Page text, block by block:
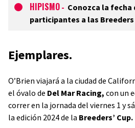
HIPISMO - Conozca la fecha
participantes a las
Ejemplares.
O’Brien viajará a la ciudad de
el óvalo de Del Mar Racing, con un
correr en la jornada del viernes 1 y
la edición 2024 de la Breeders’ Cup.